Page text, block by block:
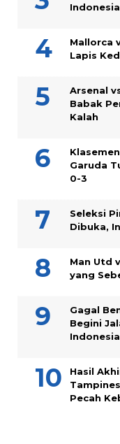
Mallorca
Lapis
Arsenal
Babak
Kalah
Garuda
0-3
Seleksi
Dibuka,
Man Utd
yang
Gagal
Begini
Hasil
Pecah